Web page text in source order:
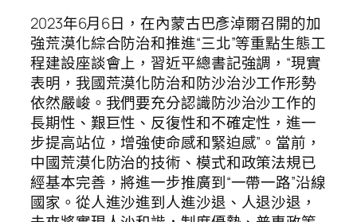
2023年6月6日，在內蒙古巴彥淖爾召開的加
強荒漠化綜合防治和推進“三北”等重點生態工
程建設座談會上，習近平總書記強調，“現實
表明，我國荒漠化防治和防沙治沙工作形勢
依然嚴峻。我們要充分認識防沙治沙工作的
長期性、艱巨性、反復性和不確定性，進一
步提高站位，增強使命感和緊迫感”。當前，
中國荒漠化防治的技術、模式和政策法規已
經基本完善，將進一步推廣到“一帶一路”沿線
國家。從人進沙進到人進沙退、人退沙退，